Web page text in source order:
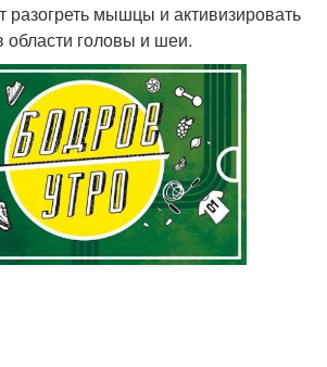
мышцы и активизировать
головы и шеи.